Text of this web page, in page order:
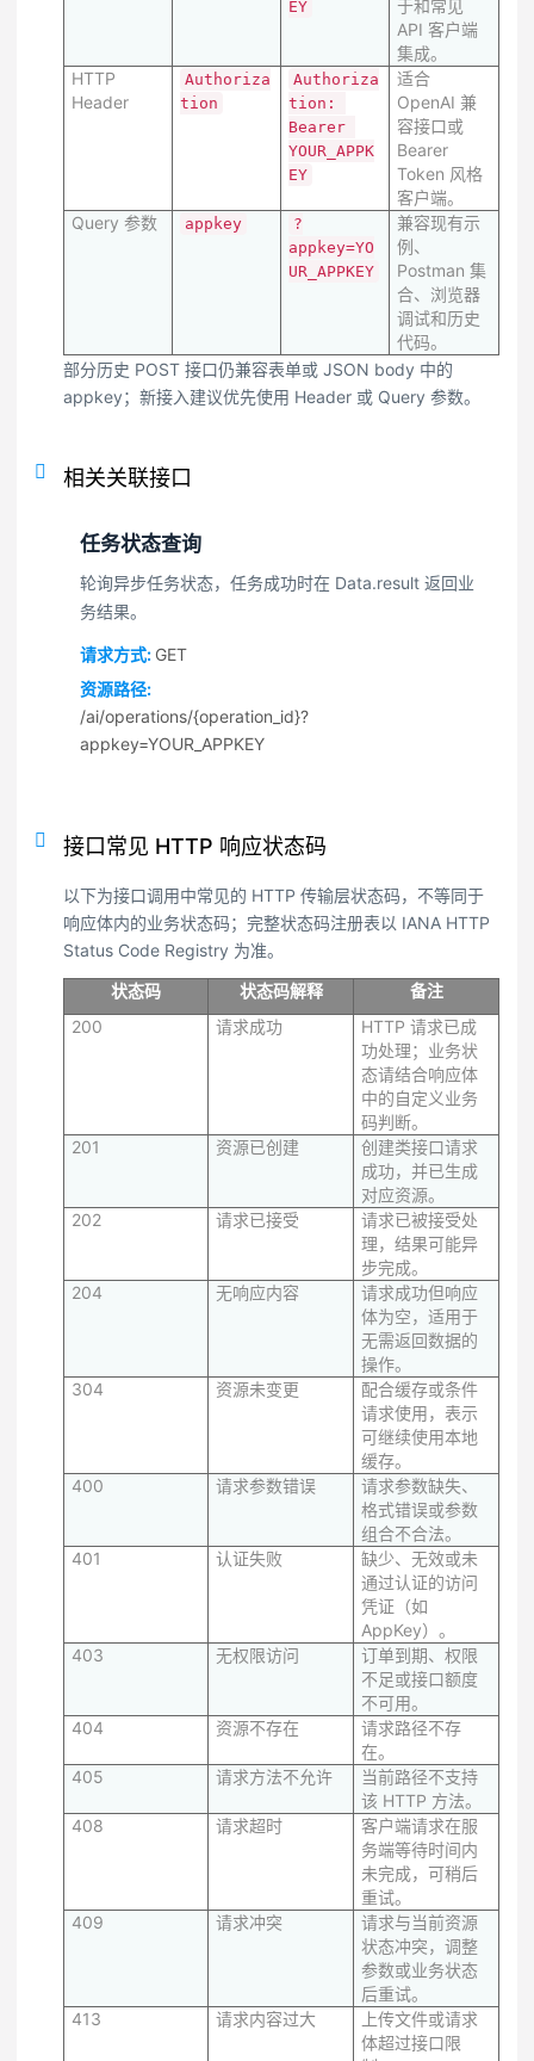
EY
于和常见
API 客户端
集成。
HTTP
Header
Authoriza
tion
Authoriza
tion:
Bearer
YOUR_APPK
EY
适合
OpenAI 兼
容接口或
Bearer
Token 风格
客户端。
Query 参数
appkey
?
appkey=YO
UR_APPKEY
兼容现有示
例、
Postman 集
合、浏览器
调试和历史
代码。
部分历史 POST 接口仍兼容表单或 JSON body 中的
appkey；新接入建议优先使用 Header 或 Query 参数。
相关关联接口
任务状态查询
轮询异步任务状态，任务成功时在 Data.result 返回业
务结果。
请求方式: GET
资源路径:
/ai/operations/{operation_id}?
appkey=YOUR_APPKEY
接口常见 HTTP 响应状态码
以下为接口调用中常见的 HTTP 传输层状态码，不等同于
响应体内的业务状态码；完整状态码注册表以 IANA HTTP
Status Code Registry 为准。
状态码
状态码解释
备注
200
请求成功
HTTP 请求已成
功处理；业务状
态请结合响应体
中的自定义业务
码判断。
201
资源已创建
创建类接口请求
成功，并已生成
对应资源。
202
请求已接受
请求已被接受处
理，结果可能异
步完成。
204
无响应内容
请求成功但响应
体为空，适用于
无需返回数据的
操作。
304
资源未变更
配合缓存或条件
请求使用，表示
可继续使用本地
缓存。
400
请求参数错误
请求参数缺失、
格式错误或参数
组合不合法。
401
认证失败
缺少、无效或未
通过认证的访问
凭证（如
AppKey）。
403
无权限访问
订单到期、权限
不足或接口额度
不可用。
404
资源不存在
请求路径不存
在。
405
请求方法不允许
当前路径不支持
该 HTTP 方法。
408
请求超时
客户端请求在服
务端等待时间内
未完成，可稍后
重试。
409
请求冲突
请求与当前资源
状态冲突，调整
参数或业务状态
后重试。
413
请求内容过大
上传文件或请求
体超过接口限